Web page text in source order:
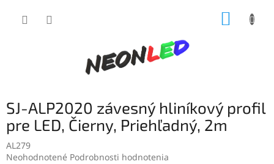
SJ-ALP2020 závesný hliníkový profil
pre LED, Čierny, Priehľadný, 2m
AL279
Priemerné
Neohodnotené Podrobnosti hodnotenia